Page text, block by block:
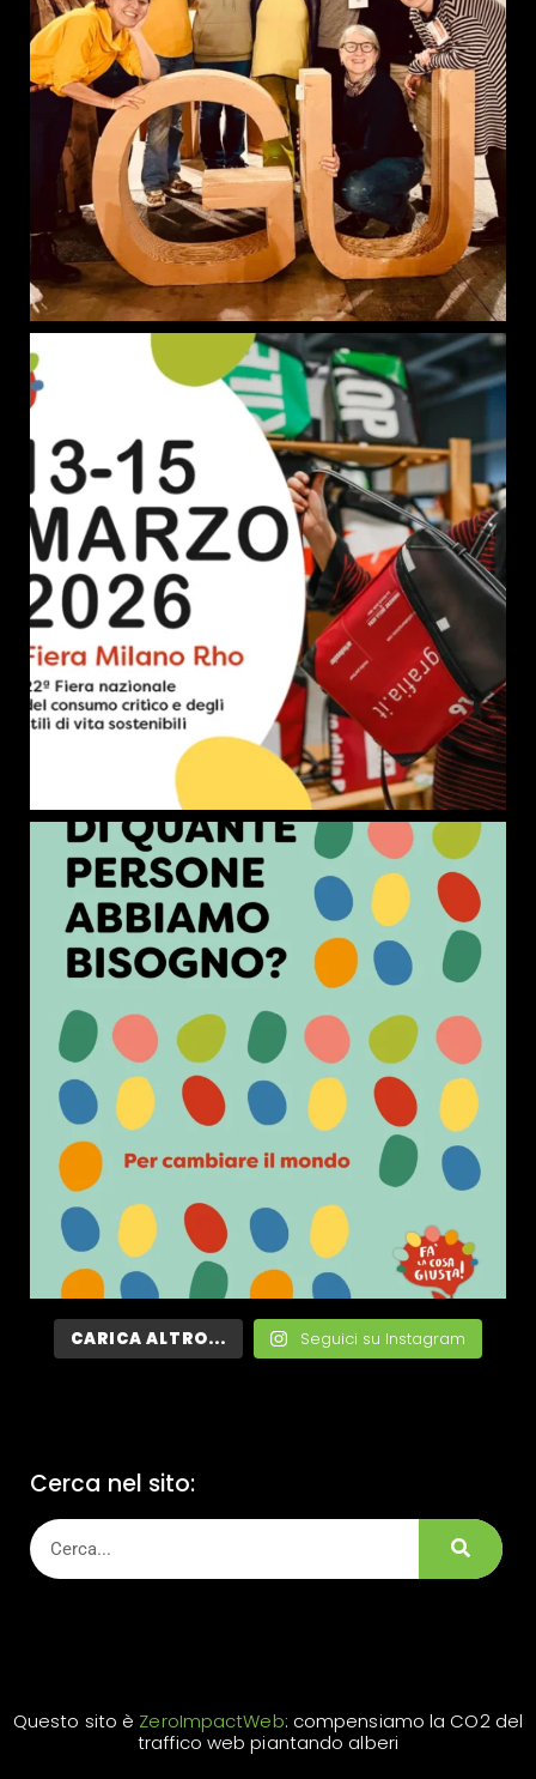
CARICA ALTRO... Seguici su Instagram
Cerca nel sito:
Questo sito è ZeroImpactWeb: compensiamo la CO2 del
traffico web piantando alberi